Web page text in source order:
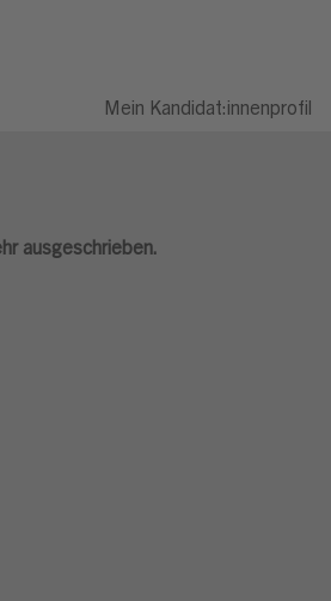
Mein Kandidat:innenprofil
ausgeschrieben.